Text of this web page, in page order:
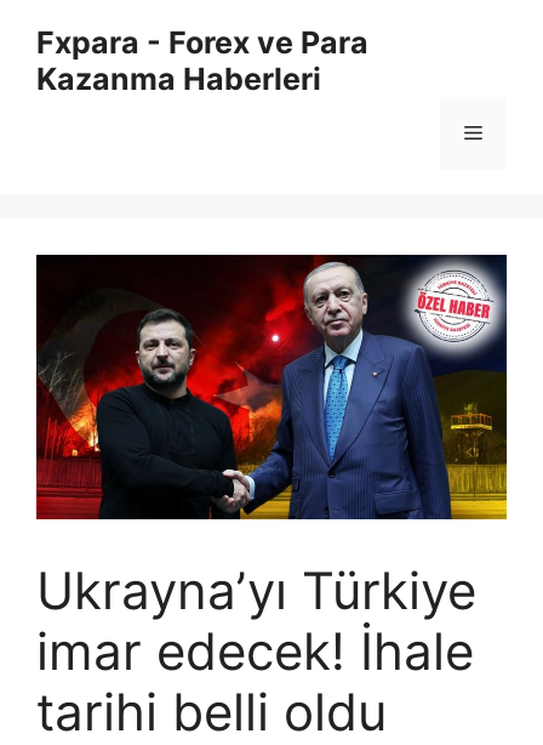
Fxpara - Forex ve Para
Kazanma Haberleri
Menü
Ukrayna’yı Türkiye
imar edecek! İhale
tarihi belli oldu